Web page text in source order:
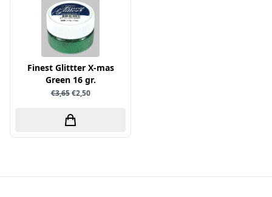
Lisa Horton - Crafts
Little Birdie
Maja Design
Marianne Design
Marij Rahder
Mintay
Finest Glittter X-mas
Green 16 gr.
€3,65€2,50